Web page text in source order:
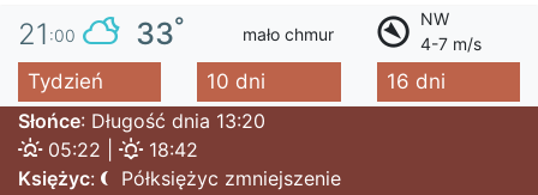
21 :00 33° mało chmur
NW
4-7 m/s
Tydzień 10 dni
16 dni
Słońce: Długość dnia 13:20
05:22 |
18:42
Księżyc: Półksiężyc zmniejszenie